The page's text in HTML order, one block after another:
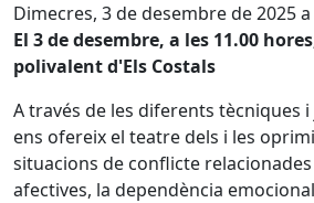
Dimecres, 3 de desembre de 2025
El 3 de desembre, a les 11.00
polivalent d'Els Costals
A través de les diferents tècniques
ens ofereix el teatre dels i les
situacions de conflicte
afectives, la dependència